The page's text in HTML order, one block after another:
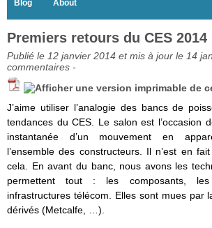
Blog About
Premiers retours du CES 2014
Publié le 12 janvier 2014 et mis à jour le 14
commentaires -
J’aime utiliser l’analogie des bancs de
tendances du CES. Le salon est l’occasion
instantanée d’un mouvement en
l’ensemble des constructeurs. Il n’est en
cela. En avant du banc, nous avons les
permettent tout : les composants,
infrastructures télécom. Elles sont mues par
dérivés (Metcalfe, …).